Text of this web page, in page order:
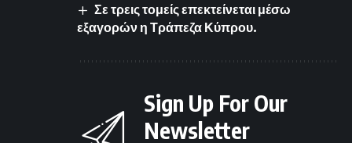
Σε τρεις τομείς επεκτείνεται μέσω
εξαγορών η Τράπεζα Κύπρου.
Sign Up For Our
Newsletter